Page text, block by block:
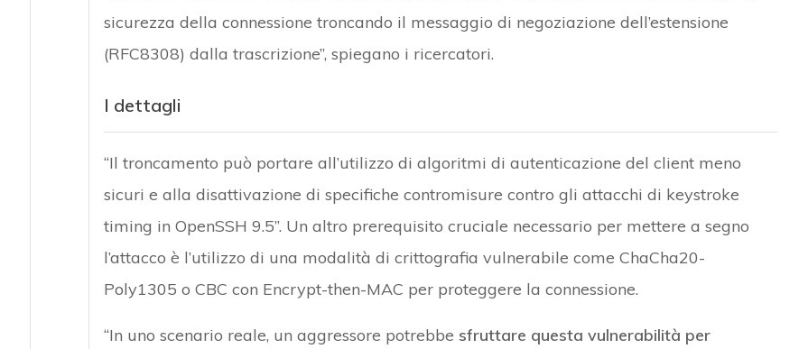
sicurezza della connessione troncando il messaggio di negoziazione dell’estensione
(RFC8308) dalla trascrizione”, spiegano i ricercatori.
I dettagli
“Il troncamento può portare all’utilizzo di algoritmi di autenticazione del client meno
sicuri e alla disattivazione di specifiche contromisure contro gli attacchi di keystroke
timing in OpenSSH 9.5”. Un altro prerequisito cruciale necessario per mettere a segno
l’attacco è l’utilizzo di una modalità di crittografia vulnerabile come ChaCha20-
Poly1305 o CBC con Encrypt-then-MAC per proteggere la connessione.
“In uno scenario reale, un aggressore potrebbe sfruttare questa vulnerabilità per